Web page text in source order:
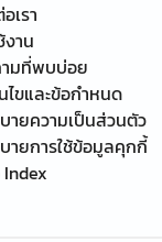
เรา
งาน
มที่พบบ่อย
ไขและข้อกำหนด
ายความเป็นส่วนตัว
ายการใช้ข้อมูลคุกกี้